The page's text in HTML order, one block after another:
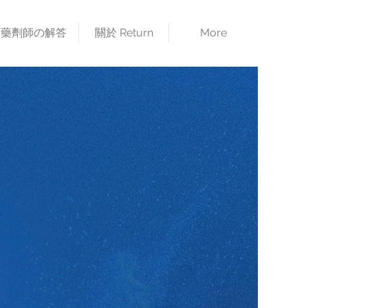
藥劑師の解答 關於 Return More